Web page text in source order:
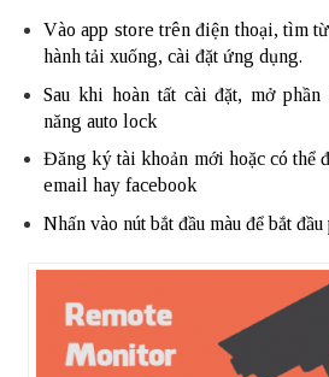
Vào app store trên điện thoại, tìm
hành tải xuống, cài đặt ứng dụng.
Sau khi hoàn tất cài đặt, mở
năng auto lock
Đăng ký tài khoản mới hoặc có thể
email hay facebook
Nhấn vào nút bắt đầu màu để bắt